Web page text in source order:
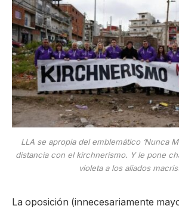
LLA se apropia del emblemático ‘Nunca
distancia con el kirchnerismo. Y le pone
violeta a los aliados
La oposición (innecesariamente